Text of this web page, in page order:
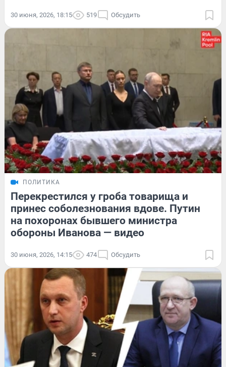
30 июня, 2026, 18:15 519 Обсудить
ПОЛИТИКА
Перекрестился у гроба товарища и
принес соболезнования вдове. Путин
на похоронах бывшего министра
обороны Иванова — видео
30 июня, 2026, 14:15 474 Обсудить